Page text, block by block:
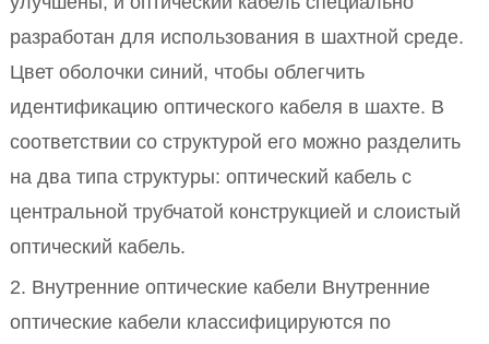
разработан для использования в шахтной среде.
Цвет оболочки синий, чтобы облегчить
идентификацию оптического кабеля в шахте. В
соответствии со структурой его можно разделить
на два типа структуры: оптический кабель с
центральной трубчатой конструкцией и слоистый
оптический кабель.
2. Внутренние оптические кабели Внутренние
оптические кабели классифицируются по